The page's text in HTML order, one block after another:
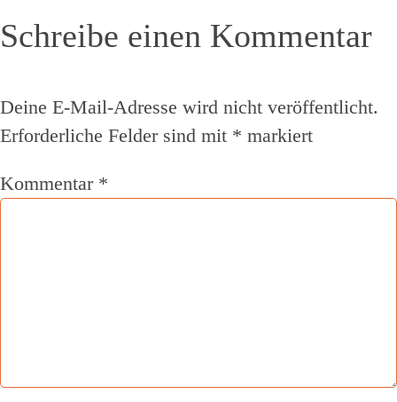
Schreibe einen Kommentar
Deine E-Mail-Adresse wird nicht veröffentlicht.
Erforderliche Felder sind mit * markiert
Kommentar *